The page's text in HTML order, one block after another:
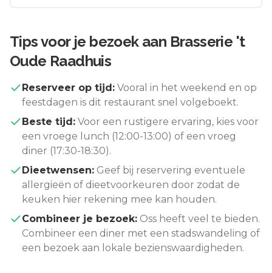
Tips voor je bezoek aan Brasserie 't
Oude Raadhuis
Reserveer op tijd: Vooral in het weekend en op
feestdagen is dit restaurant snel volgeboekt.
Beste tijd: Voor een rustigere ervaring, kies voor
een vroege lunch (12:00-13:00) of een vroeg
diner (17:30-18:30).
Dieetwensen: Geef bij reservering eventuele
allergieën of dieetvoorkeuren door zodat de
keuken hier rekening mee kan houden.
Combineer je bezoek: Oss heeft veel te bieden.
Combineer een diner met een stadswandeling of
een bezoek aan lokale bezienswaardigheden.